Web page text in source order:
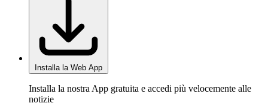
Installa la Web App
Installa la nostra App gratuita e accedi più velocemente alle
notizie